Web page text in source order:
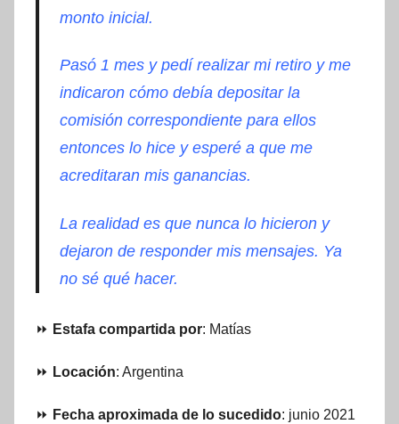
monto inicial.
Pasó 1 mes y pedí realizar mi retiro y me
indicaron cómo debía depositar la
comisión correspondiente para ellos
entonces lo hice y esperé a que me
acreditaran mis ganancias.
La realidad es que nunca lo hicieron y
dejaron de responder mis mensajes. Ya
no sé qué hacer.
⏩ Estafa compartida por: Matías
⏩ Locación: Argentina
⏩ Fecha aproximada de lo sucedido: junio 2021